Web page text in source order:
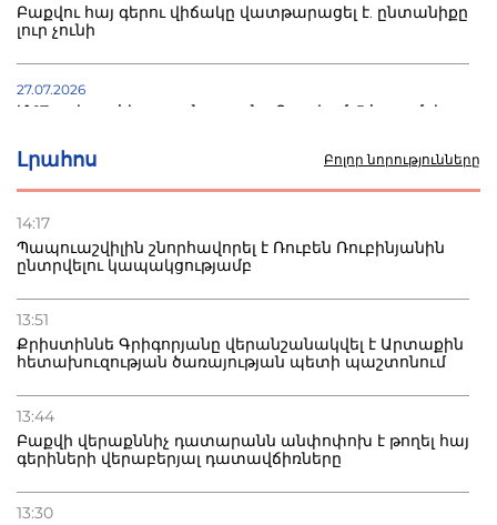
Լրահոս Բոլոր նորությունները
14:17
Պապուաշվիլին շնորհավորել է Ռուբեն Ռուբինյանին
ընտրվելու կապակցությամբ
13:51
Քրիստիննե Գրիգորյանը վերանշանակվել է Արտաքին
հետախուզության ծառայության պետի պաշտոնում
13:44
Բաքվի վերաքննիչ դատարանն անփոփոխ է թողել հայ
գերիների վերաբերյալ դատավճիռները
13:30
Բաքվու հայ գերու վիճակը վատթարացել է. ընտանիքը
լուր չունի
27.07.2026
Մ-17 աշխարհի առաջնությունը Բաքվում. 5 հայ ըմբիշ
22.07.2026
տուժածներ կան
բնակվել Ռուսաստանում
Բաքվի բանտից գեներալ Մանուկյանը դիմել է
Փաշինյանին